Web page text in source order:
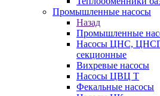
Промышленные насосы
Назад
Промышленные
Насосы ЦНС, ЦНСГ
секционные
Вихревые насосы
Насосы ЦВЦ Т
Фекальные насосы